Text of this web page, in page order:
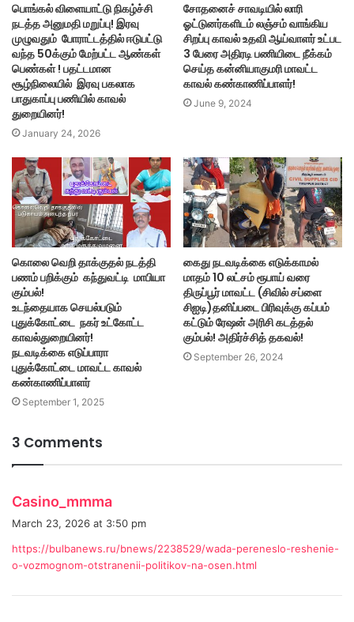
பொங்கல் விளையாட்டு நிகழ்ச்சி
நடத்த அனுமதி மறுப்பு! இரவு
முழுவதும் போராட்டத்தில் ஈடுபட்டு
வந்த 50க்கும் மேற்பட்ட ஆண்கள்
பெண்கள் ! பதட்டமான
சூழ்நிலையில் இரவு பகலாக
பாதுகாப்பு பணியில் காவல்
துறையினர்!
January 24, 2026
சோதனைச் சாவடியில் லாரி
ஓட்டுனர்களிடம் லஞ்சம் வாங்கிய
சிறப்பு காவல் உதவி ஆய்வாளர் உட்பட
3 பேரை அதிரடி பணியிடை நீக்கம்
செய்த கன்னியாகுமரி மாவட்ட
காவல் கண்காணிப்பாளர்!
June 9, 2024
கொலை வெறி தாக்குதல் நடத்தி
பணம் பறிக்கும் கந்துவட்டி மாபியா
கும்பல்!
உடந்தையாக செயல்படும்
புதுக்கோட்டை நகர் உட்கோட்ட
காவல்துறையினர்!
நடவடிக்கை எடுப்பாரா
புதுக்கோட்டை மாவட்ட காவல்
கண்காணிப்பாளர்
September 1, 2025
கைது நடவடிக்கை எடுக்காமல்
மாதம் 10 லட்சம் ரூபாய் வரை
திருப்பூர் மாவட்ட (சிவில் சப்ளை
சிஐடி)தனிப்படை பிரிவுக்கு கப்பம்
கட்டும் ரேஷன் அரிசி கடத்தல்
கும்பல்! அதிர்ச்சித் தகவல்!
September 26, 2024
3 Comments
Casino_mmma
s
:
March 23, 2026 at 3:50 pm
https://bulbanews.ru/bnews/2238529/wada-pereneslo-reshenie-
o-vozmognom-otstranenii-politikov-na-osen.html